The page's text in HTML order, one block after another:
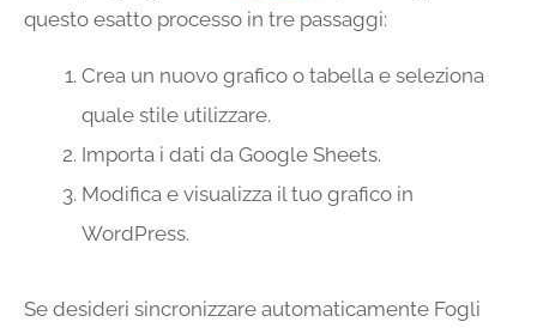
questo esatto processo in tre passaggi:
Crea un nuovo grafico o tabella e seleziona
quale stile utilizzare.
Importa i dati da Google Sheets.
Modifica e visualizza il tuo grafico in
WordPress.
Se desideri sincronizzare automaticamente Fogli